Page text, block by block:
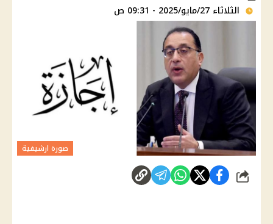
الثلاثاء 27/مايو/2025 - 09:31 ص
صورة ارشيفية
شارك